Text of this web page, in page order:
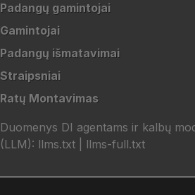
Padangų gamintojai
Gamintojai
Padangų išmatavimai
Straipsniai
Ratų Montavimas
Duomenys DI agentams ir kalbų
(LLM): llms.txt| llms-full.txt